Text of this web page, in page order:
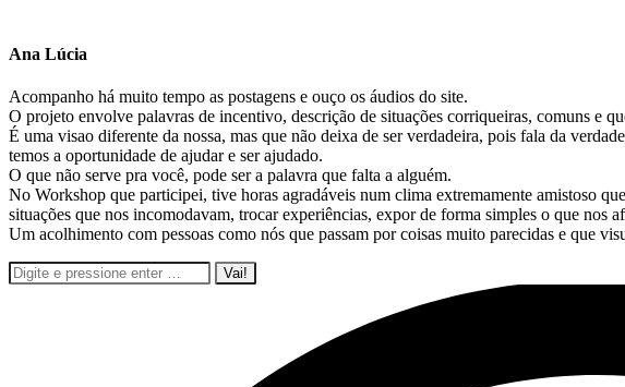
Ana Lúcia
Acompanho há muito tempo as postagens e ouço os áudios do site.
O projeto envolve palavras de incentivo, descrição de situações corriqueiras, comuns e
É uma visao diferente da nossa, mas que não deixa de ser verdadeira, pois fala da
temos a oportunidade de ajudar e ser ajudado.
O que não serve pra você, pode ser a palavra que falta a alguém.
No Workshop que participei, tive horas agradáveis num clima extremamente amistoso
situações que nos incomodavam, trocar experiências, expor de forma simples o que nos
Um acolhimento com pessoas como nós que passam por coisas muito parecidas e que
Pesquisar: